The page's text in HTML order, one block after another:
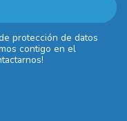
protección de datos
contigo en el